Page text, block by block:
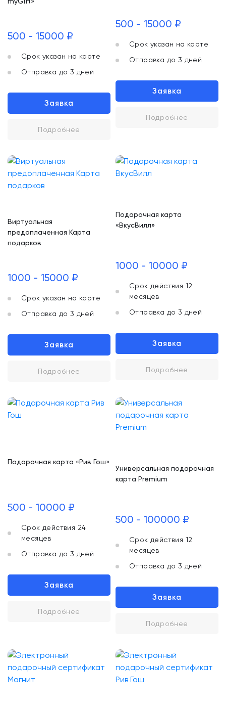
500 - 15000 ₽
Срок указан на карте
Отправка до 3 дней
Заявка
Подробнее
500 - 15000 ₽
Срок указан на карте
Отправка до 3 дней
Заявка
Подробнее
Виртуальная
предоплаченная Карта
подарков
1000 - 15000 ₽
Срок указан на карте
Отправка до 3 дней
Заявка
Подробнее
Подарочная карта
«ВкусВилл»
1000 - 10000 ₽
Срок действия 12
месяцев
Отправка до 3 дней
Заявка
Подробнее
Подарочная карта «Рив Гош»
500 - 10000 ₽
Срок действия 24
месяцев
Отправка до 3 дней
Заявка
Подробнее
Универсальная подарочная
карта Premium
500 - 100000 ₽
Срок действия 12
месяцев
Отправка до 3 дней
Заявка
Подробнее